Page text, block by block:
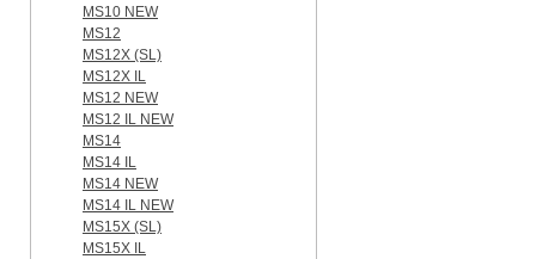
MS10 NEW
MS12
MS12X (SL)
MS12X IL
MS12 NEW
MS12 IL NEW
MS14
MS14 IL
MS14 NEW
MS14 IL NEW
MS15X (SL)
MS15X IL